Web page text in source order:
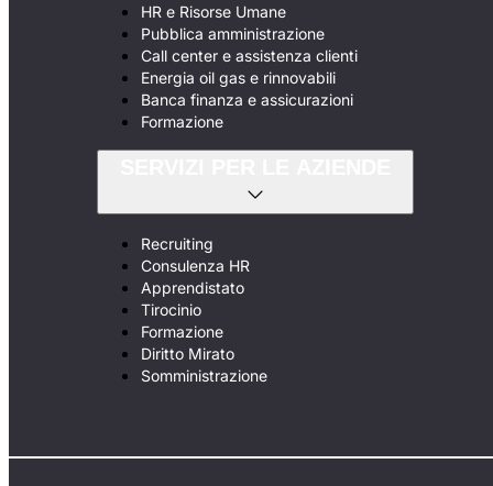
HR e Risorse Umane
Pubblica amministrazione
Call center e assistenza clienti
Energia oil gas e rinnovabili
Banca finanza e assicurazioni
Formazione
Recruiting
Consulenza HR
Apprendistato
Tirocinio
Formazione
Diritto Mirato
Somministrazione